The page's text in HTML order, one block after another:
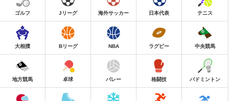
ゴルフ Jリーグ 海外サッカー 日本代表 テニス
大相撲 Bリーグ NBA ラグビー 中央競馬
地方競馬 卓球 バレー 格闘技 バドミントン